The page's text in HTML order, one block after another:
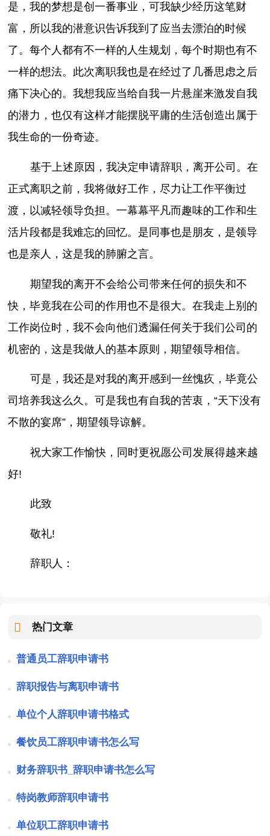
是，我的梦想是创一番事业，可我缺少经历这笔财
富，所以我的潜意识告诉我到了应当去漂泊的时候
了。每个人都有不一样的人生规划，每个时期也有不
一样的想法。此次离职我也是在经过了几番思虑之后
痛下决心的。我想我应当给自我一片悬崖来激发自我
的潜力，也仅有这样才能摆脱平庸的生活创造出属于
我生命的一份奇迹。
基于上述原因，我决定申请辞职，离开公司。在
正式离职之前，我将做好工作，尽力让工作平衡过
渡，以减轻领导负担。一幕幕平凡而趣味的工作和生
活片段都是我难忘的回忆。是同事也是朋友，是领导
也是亲人，这是我的肺腑之言。
期望我的离开不会给公司带来任何的损失和不
快，毕竟我在公司的作用也不是很大。在我走上别的
工作岗位时，我不会向他们透漏任何关于我们公司的
机密的，这是我做人的基本原则，期望领导相信。
可是，我还是对我的离开感到一丝愧疚，毕竟公
司培养我这么久。可是我也有自我的苦衷，“天下没有
不散的宴席”，期望领导谅解。
祝大家工作愉快，同时更祝愿公司发展得越来越
好!
此致
敬礼!
辞职人：
热门文章
普通员工辞职申请书
辞职报告与离职申请书
单位个人辞职申请书格式
餐饮员工辞职申请书怎么写
财务辞职书_辞职申请书怎么写
特岗教师辞职申请书
单位职工辞职申请书